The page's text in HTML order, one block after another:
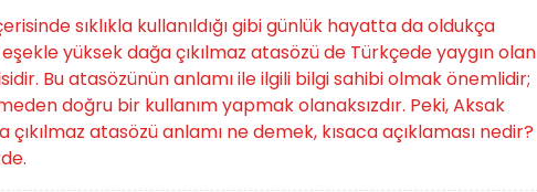
sıklıkla kullanıldığı gibi günlük hayatta da oldukça
yüksek dağa çıkılmaz atasözü de Türkçede yaygın olan
Bu atasözünün anlamı ile ilgili bilgi sahibi olmak önemlidir;
doğru bir kullanım yapmak olanaksızdır. Peki, Aksak
atasözü anlamı ne demek, kısaca açıklaması nedir?